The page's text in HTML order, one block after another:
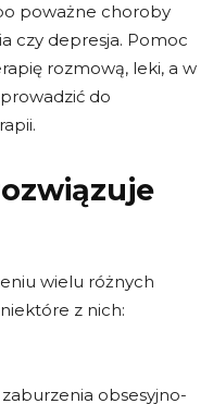
poważne choroby
czy depresja. Pomoc
rozmową, leki, a w
do
wielu różnych
z nich:
obsesyjno-